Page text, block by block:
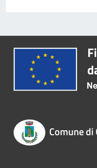
Comune di